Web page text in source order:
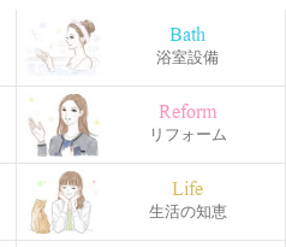
Bath
浴室設備
Reform
リフォーム
Life
生活の知恵